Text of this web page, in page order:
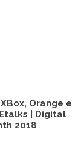
Orange e
| Digital
2018